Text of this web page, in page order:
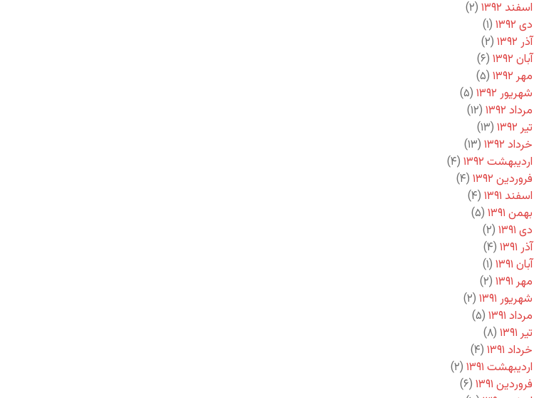
اسفند ۱۳۹۲
(۲)
دی ۱۳۹۲
(۱)
آذر ۱۳۹۲
(۲)
آبان ۱۳۹۲
(۶)
مهر ۱۳۹۲
(۵)
شهریور ۱۳۹۲
(۵)
مرداد ۱۳۹۲
(۱۲)
تیر ۱۳۹۲
(۱۳)
خرداد ۱۳۹۲
(۱۳)
اردیبهشت ۱۳۹۲
(۴)
فروردین ۱۳۹۲
(۴)
اسفند ۱۳۹۱
(۴)
بهمن ۱۳۹۱
(۵)
دی ۱۳۹۱
(۲)
آذر ۱۳۹۱
(۴)
آبان ۱۳۹۱
(۱)
مهر ۱۳۹۱
(۲)
شهریور ۱۳۹۱
(۲)
مرداد ۱۳۹۱
(۵)
تیر ۱۳۹۱
(۸)
خرداد ۱۳۹۱
(۴)
اردیبهشت ۱۳۹۱
(۲)
فروردین ۱۳۹۱
(۶)